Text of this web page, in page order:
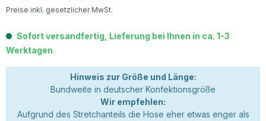
Preise inkl. gesetzlicher MwSt.
Sofort versandfertig, Lieferung bei Ihnen in ca. 1-3
Werktagen
Hinweis zur Größe und Länge:
Bundweite in deutscher Konfektionsgröße
Wir empfehlen:
Aufgrund des Stretchanteils die Hose eher etwas enger als